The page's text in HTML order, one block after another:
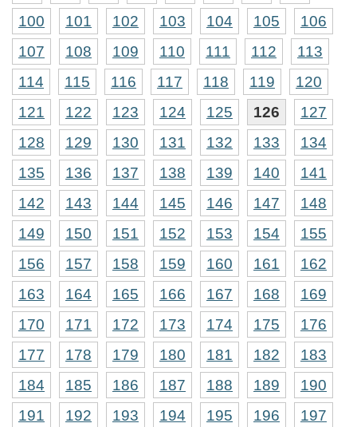
100
101 102 103 104 105
106
107
108 109 110 111 112
113
114
115 116 117 118 119
120
121
122 123 124 125 126
127
128
129 130 131 132 133
134
135
136 137 138 139 140
141
142
143 144 145 146 147
148
149
150 151 152 153 154
155
156
157 158 159 160 161
162
163
164 165 166 167 168
169
170
171 172 173 174 175
176
177
178 179 180 181 182
183
184
185 186 187 188 189
190
191
192 193 194 195 196
197